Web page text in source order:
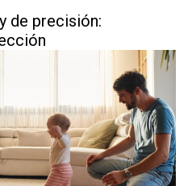
de precisión: